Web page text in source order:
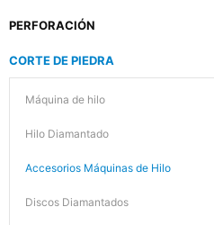
PERFORACIÓN
CORTE DE PIEDRA
Máquina de hilo
Hilo Diamantado
Accesorios Máquinas de Hilo
Discos Diamantados